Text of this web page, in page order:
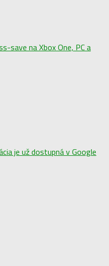
save na Xbox One, PC a
je už dostupná v Google